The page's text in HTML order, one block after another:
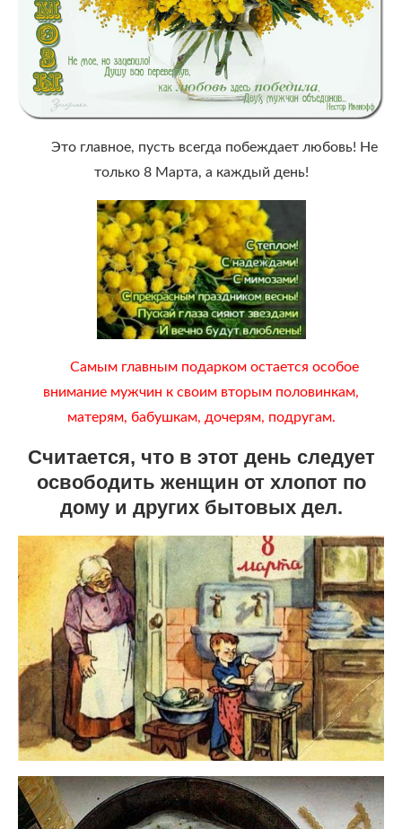
Это главное, пусть всегда побеждает любовь! Не
только 8 Марта, а каждый день!
Самым главным подарком остается особое
внимание мужчин к своим вторым половинкам,
матерям, бабушкам, дочерям, подругам.
Считается, что в этот день следует
освободить женщин от хлопот по
дому и других бытовых дел.